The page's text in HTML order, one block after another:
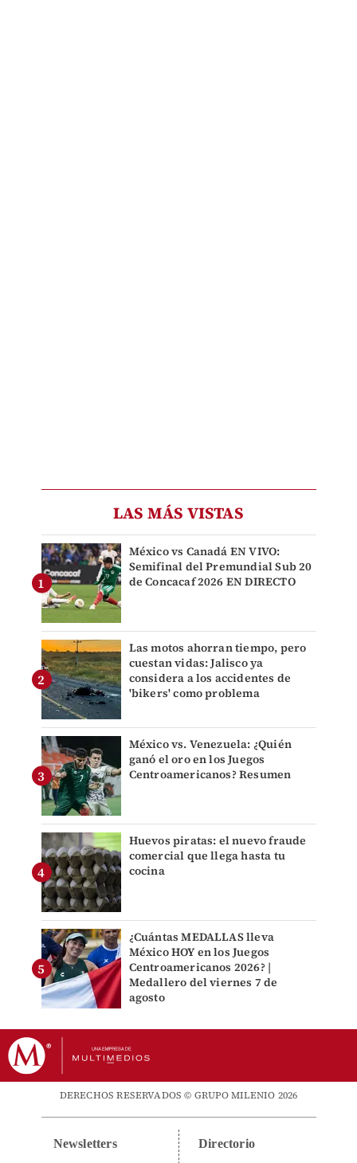
LAS MÁS VISTAS
México vs Canadá EN VIVO:
Semifinal del Premundial Sub 20
de Concacaf 2026 EN DIRECTO
Las motos ahorran tiempo, pero
cuestan vidas: Jalisco ya
considera a los accidentes de
'bikers' como problema
México vs. Venezuela: ¿Quién
ganó el oro en los Juegos
Centroamericanos? Resumen
Huevos piratas: el nuevo fraude
comercial que llega hasta tu
cocina
¿Cuántas MEDALLAS lleva
México HOY en los Juegos
Centroamericanos 2026? |
Medallero del viernes 7 de
agosto
DERECHOS RESERVADOS © GRUPO MILENIO 2026
Newsletters Directorio